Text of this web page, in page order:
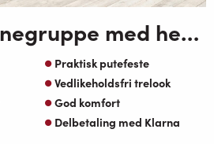
Eirik 2+2 hjørnegruppe med heve senkebord Koks alu og oakshield ramme greige oaktekstil puter
Praktisk putefeste
Vedlikeholdsfri trelook
God komfort
Delbetaling med Klarna